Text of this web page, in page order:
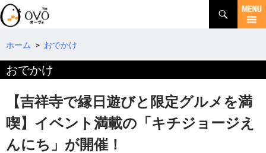
検
索
コ
テ
ツ
へ
ホーム > おでかけ
おでかけ
【吉祥寺で縁日遊びと限定グルメを満
喫】イベント満載の「キチジョージえ
んにち」が開催！